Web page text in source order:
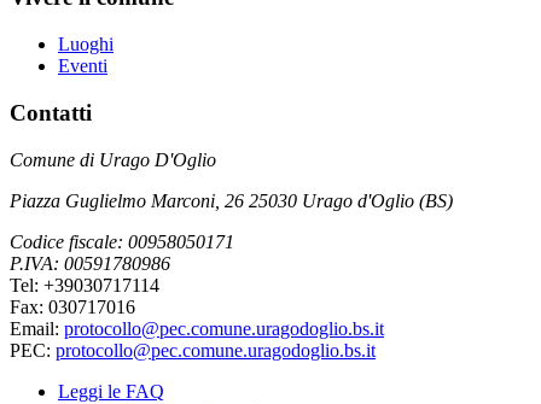
Luoghi
Eventi
Contatti
Comune di Urago D'Oglio
Piazza Guglielmo Marconi, 26 25030 Urago d'Oglio (BS)
Codice fiscale: 00958050171
P.IVA: 00591780986
Tel: +39030717114
Fax: 030717016
Email: protocollo@pec.comune.uragodoglio.bs.it
PEC: protocollo@pec.comune.uragodoglio.bs.it
Leggi le FAQ